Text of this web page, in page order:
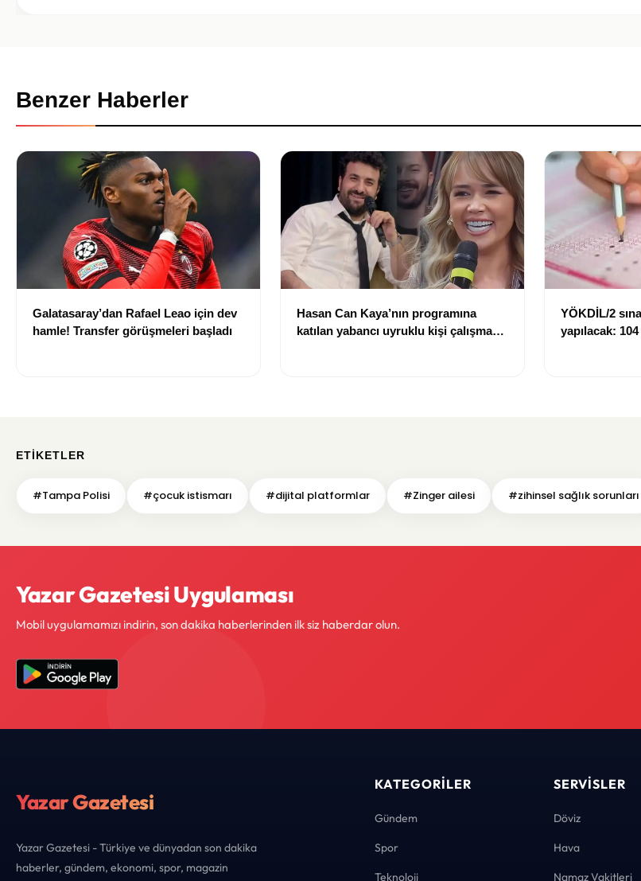
Benzer Haberler
Galatasaray’dan Rafael Leao için dev
hamle! Transfer görüşmeleri başladı
Hasan Can Kaya’nın programına
katılan yabancı uyruklu kişi çalışma
YÖKDİL/2
yapılacak:
ETIKETLER
#Tampa Polisi #çocuk istismarı #dijital platformlar #Zinger ailesi #zihinsel sağlık sorunları
Yazar Gazetesi Uygulaması
Mobil uygulamamızı indirin, son dakika haberlerinden ilk siz haberdar olun.
Yazar Gazetesi
Yazar Gazetesi - Türkiye ve dünyadan son dakika
haberler, gündem, ekonomi, spor, magazin
KATEGORILER
Gündem
Spor
Teknoloji
SERVISLER
Döviz
Hava
Namaz Vakitleri